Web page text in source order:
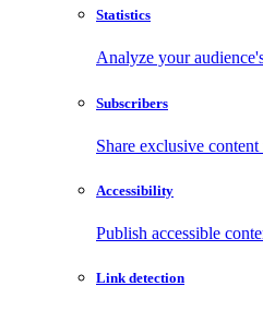
Statistics
Analyze your
Subscribers
Share exclusive
Accessibility
Publish accessible
Link detection